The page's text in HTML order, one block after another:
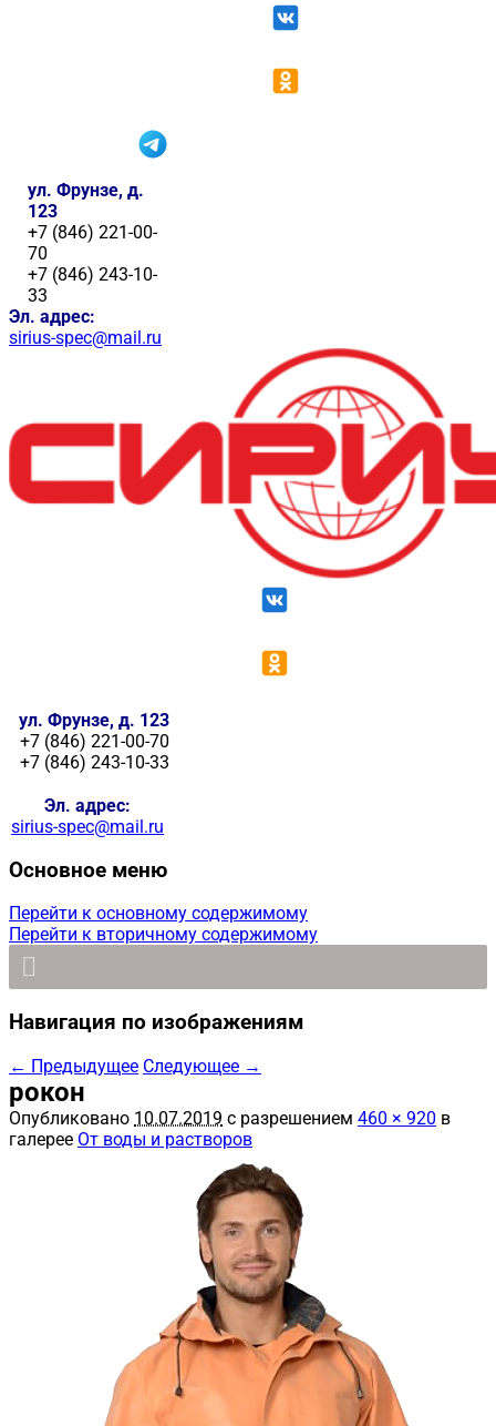
ул. Фрунзе, д.
123
+7 (846) 221-00-
70
+7 (846) 243-10-
33
Эл. адрес:
sirius-spec@mail.ru
ул. Фрунзе, д. 123
+7 (846) 221-00-70
+7 (846) 243-10-33
Эл. адрес:
sirius-spec@mail.ru
Основное меню
Перейти к основному содержимому
Перейти к вторичному содержимому
Навигация по изображениям
← Предыдущее Следующее →
рокон
Опубликовано 10.07.2019 с разрешением 460 × 920 в
галерее От воды и растворов